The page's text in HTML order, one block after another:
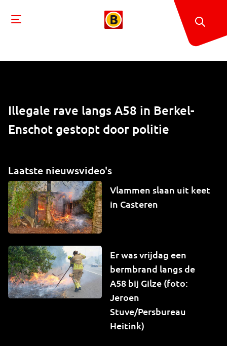
Illegale rave langs A58 in Berkel-
Enschot gestopt door politie
Laatste nieuwsvideo's
Vlammen slaan uit keet
in Casteren
Er was vrijdag een
bermbrand langs de
A58 bij Gilze (foto:
Jeroen
Stuve/Persbureau
Heitink)